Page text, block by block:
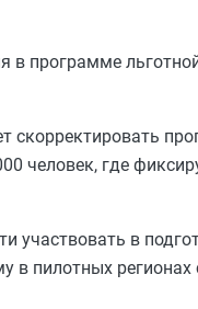
в программе
скорректировать
человек, где
участвовать в
в пилотных